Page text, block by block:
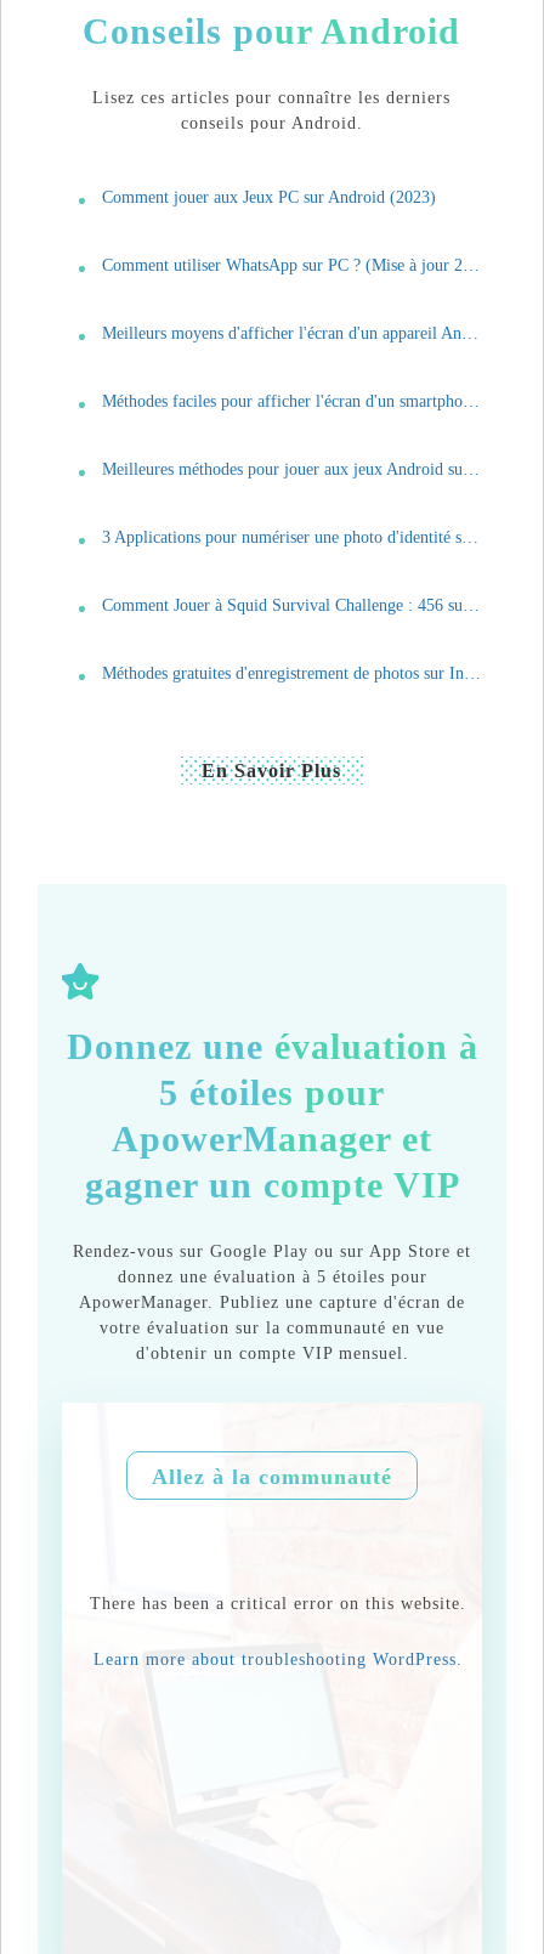
Conseils pour Android
Lisez ces articles pour connaître les derniers
conseils pour Android.
Comment jouer aux Jeux PC sur Android (2023)
Comment utiliser WhatsApp sur PC ? (Mise à jour 2023)
Meilleurs moyens d'afficher l'écran d'un appareil Android sur Mac
Méthodes faciles pour afficher l'écran d'un smartphone Android sur une TV
Meilleures méthodes pour jouer aux jeux Android sur une smart TV
3 Applications pour numériser une photo d'identité sur téléphone
Comment Jouer à Squid Survival Challenge : 456 sur PC
Méthodes gratuites d'enregistrement de photos sur Instagram
En Savoir Plus
Donnez une évaluation à
5 étoiles pour
ApowerManager et
gagner un compte VIP
Rendez-vous sur Google Play ou sur App Store et
donnez une évaluation à 5 étoiles pour
ApowerManager. Publiez une capture d'écran de
votre évaluation sur la communauté en vue
d'obtenir un compte VIP mensuel.
Allez à la communauté
There has been a critical error on this website.
Learn more about troubleshooting WordPress.